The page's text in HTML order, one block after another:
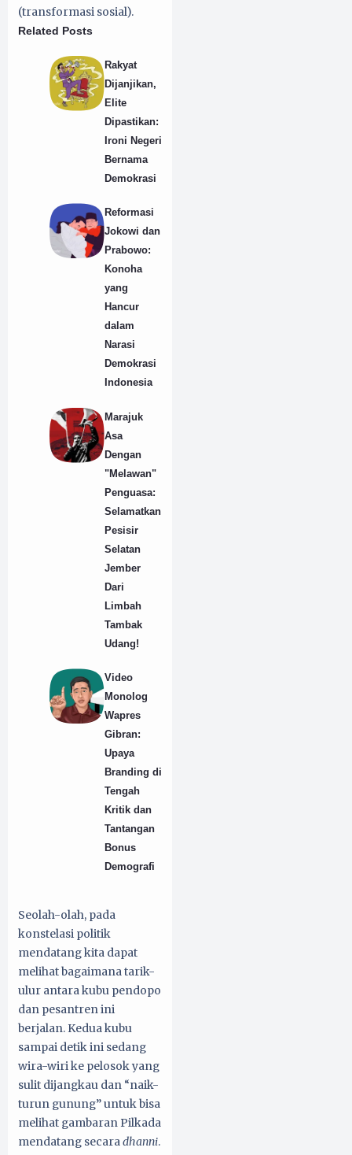
(transformasi sosial).
Related Posts
Rakyat
Dijanjikan,
Elite
Dipastikan:
Ironi Negeri
Bernama
Demokrasi
Reformasi
Jokowi dan
Prabowo:
Konoha
yang
Hancur
dalam
Narasi
Demokrasi
Indonesia
Marajuk
Asa
Dengan
"Melawan"
Penguasa:
Selamatkan
Pesisir
Selatan
Jember
Dari
Limbah
Tambak
Udang!
Video
Monolog
Wapres
Gibran:
Upaya
Branding di
Tengah
Kritik dan
Tantangan
Bonus
Demografi
Seolah-olah, pada
konstelasi politik
mendatang kita dapat
melihat bagaimana tarik-
ulur antara kubu pendopo
dan pesantren ini
berjalan. Kedua kubu
sampai detik ini sedang
wira-wiri ke pelosok yang
sulit dijangkau dan “naik-
turun gunung” untuk bisa
melihat gambaran Pilkada
mendatang secaradhanni.